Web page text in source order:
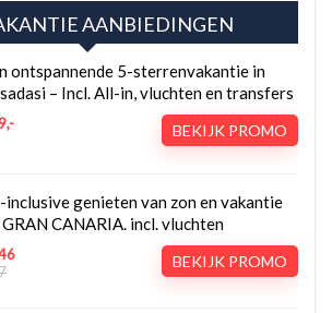
AANBIEDINGEN
ontspannende 5-sterrenvakantie in
– Incl. All-in, vluchten en transfers
BEKIJK PROMO
inclusive genieten van zon en vakantie
CANARIA. incl. vluchten
BEKIJK PROMO